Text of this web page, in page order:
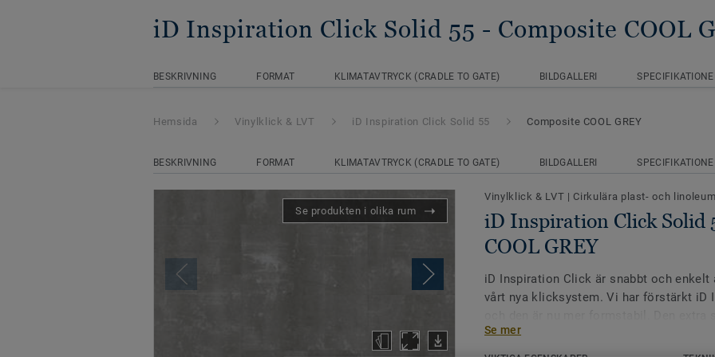
iD Inspiration Click Solid 55 - Composite COOL
BESKRIVNING FORMAT KLIMATAVTRYCK (CRADLE TO GATE) BILDGALLERI
Hemsida Vinylklick & LVT iD Inspiration Click Solid 55 Composite COOL GREY
BESKRIVNING FORMAT KLIMATAVTRYCK (CRADLE TO GATE) BILDGALLERI
Se produkten i olika rum
Vinylklick & LVT | Cirkulära plast- och
iD Inspiration Click Solid
COOL GREY
iD Inspiration Click är snabbt och
vårt nya klicksystem. Vi har förstärkt iD
kan läggas direkt på ett befintligt golv
tunna fogar (se läggningsanvisningen).
Se mer